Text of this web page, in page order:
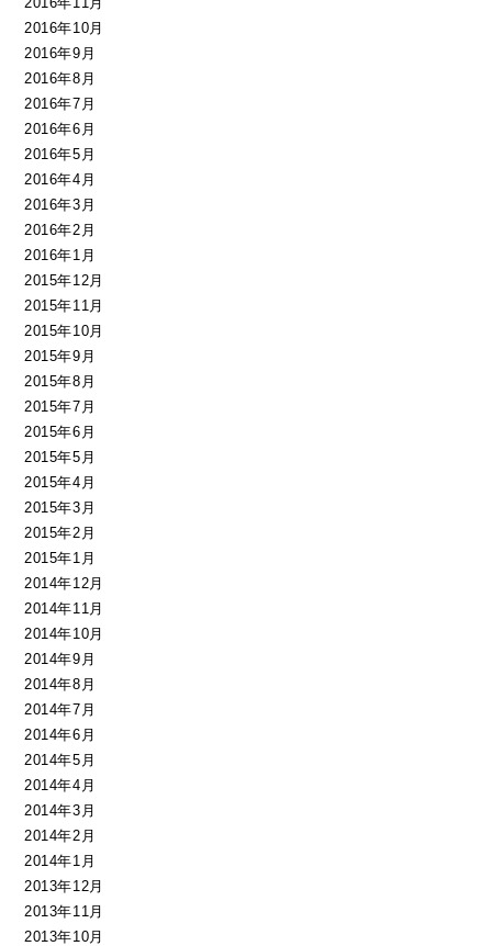
2016年10月
2016年9月
2016年8月
2016年7月
2016年6月
2016年5月
2016年4月
2016年3月
2016年2月
2016年1月
2015年12月
2015年11月
2015年10月
2015年9月
2015年8月
2015年7月
2015年6月
2015年5月
2015年4月
2015年3月
2015年2月
2015年1月
2014年12月
2014年11月
2014年10月
2014年9月
2014年8月
2014年7月
2014年6月
2014年5月
2014年4月
2014年3月
2014年2月
2014年1月
2013年12月
2013年11月
2013年10月